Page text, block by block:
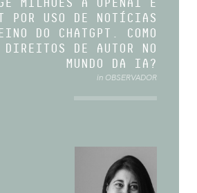
MILHÕES À OPENAI E
POR USO DE NOTÍCIAS
DO CHATGPT. COMO
DIREITOS DE AUTOR NO
MUNDO DA IA?
in OBSERVADOR